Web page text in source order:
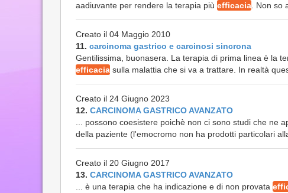
aadiuvante per rendere la terapia più efficacia . Non so
Creato il 04 Maggio 2010
11. carcinoma gastrico e carcinosi sincrona
Gentilissima, buonasera. La terapia di prima linea è la
efficacia sulla malattia che si va a trattare. In realtà
Creato il 24 Giugno 2023
12. CARCINOMA GASTRICO AVANZATO
... possono coesistere poichè non ci sono studi che ne
della paziente (l'emocromo non ha prodotti particolari
Creato il 20 Giugno 2017
13. CARCINOMA GASTRICO AVANZATO
... è una terapia che ha indicazione e di non provata